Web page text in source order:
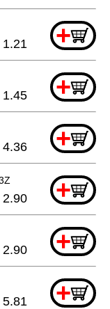
+
1.21
+
1.45
+
4.36
+
2.90
+
2.90
+
5.81